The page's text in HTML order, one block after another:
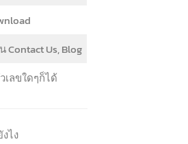
Us, Blog
เลขใดๆก็ได้
ไง